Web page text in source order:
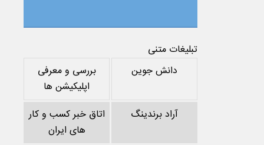
تبلیغات متنی
دانش جوین
بررسی و معرفی
اپلیکیشن ها
آراد برندینگ
اتاق خبر کسب و کار
های ایران